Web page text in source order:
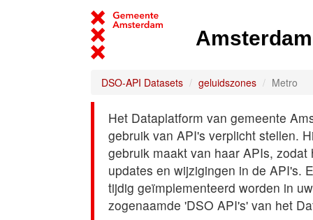
DSO-API Datasets geluidszones Metro
Het Dataplatform van gemeente
gebruik van API's verplicht stellen.
gebruik maakt van haar APIs,
updates en wijzigingen in de API's.
tijdig geïmplementeerd worden in
zogenaamde 'DSO API's' van het